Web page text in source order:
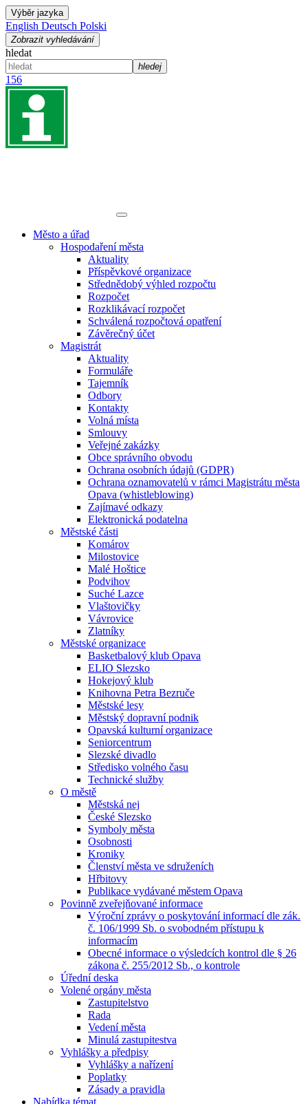
Výběr jazyka
English Deutsch Polski
Zobrazit vyhledávání
hledat
hledej
156
Město a úřad
Hospodaření města
Aktuality
Příspěvkové organizace
Střednědobý výhled rozpočtu
Rozpočet
Rozklikávací rozpočet
Schválená rozpočtová opatření
Závěrečný účet
Magistrát
Aktuality
Formuláře
Tajemník
Odbory
Kontakty
Volná místa
Smlouvy
Veřejné zakázky
Obce správního obvodu
Ochrana osobních údajů (GDPR)
Ochrana oznamovatelů v rámci Magistrátu města
Opava (whistleblowing)
Zajímavé odkazy
Elektronická podatelna
Městské části
Komárov
Milostovice
Malé Hoštice
Podvihov
Suché Lazce
Vlaštovičky
Vávrovice
Zlatníky
Městské organizace
Basketbalový klub Opava
ELIO Slezsko
Hokejový klub
Knihovna Petra Bezruče
Městské lesy
Městský dopravní podnik
Opavská kulturní organizace
Seniorcentrum
Slezské divadlo
Středisko volného času
Technické služby
O městě
Městská nej
České Slezsko
Symboly města
Osobnosti
Kroniky
Členství města ve sdruženích
Hřbitovy
Publikace vydávané městem Opava
Povinně zveřejňované informace
Výroční zprávy o poskytování informací dle zák.
č. 106/1999 Sb. o svobodném přístupu k
informacím
Obecné informace o výsledcích kontrol dle § 26
zákona č. 255/2012 Sb., o kontrole
Úřední deska
Volené orgány města
Zastupitelstvo
Rada
Vedení města
Minulá zastupitestva
Vyhlášky a předpisy
Vyhlášky a nařízení
Poplatky
Zásady a pravidla